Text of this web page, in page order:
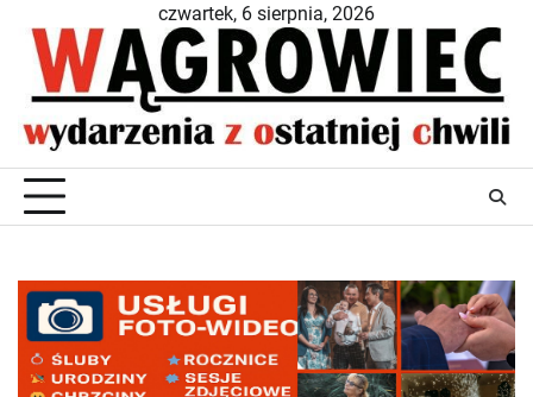
content
czwartek, 6 sierpnia, 2026